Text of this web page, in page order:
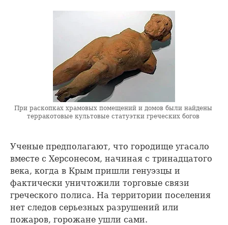
При раскопках храмовых помещений и домов были найдены
терракотовые культовые статуэтки греческих богов
Ученые предполагают, что городище угасало
вместе с Херсонесом, начиная с тринадцатого
века, когда в Крым пришли генуэзцы и
фактически уничтожили торговые связи
греческого полиса. На территории поселения
нет следов серьезных разрушений или
пожаров, горожане ушли сами.